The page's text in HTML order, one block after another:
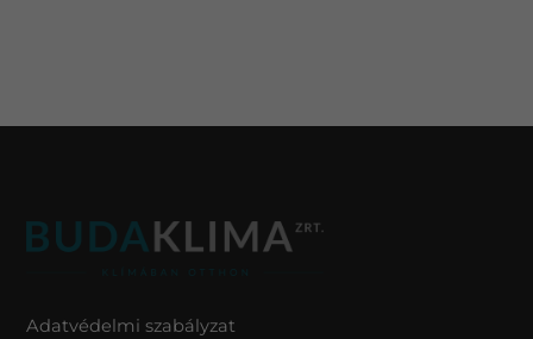
Adatvédelmi szabályzat